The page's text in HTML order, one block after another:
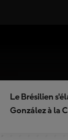
Le Brésilien
González à la